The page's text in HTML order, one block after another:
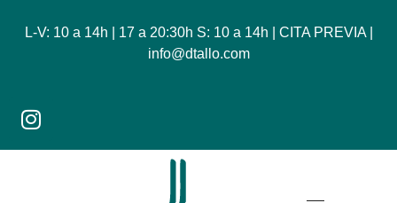
L-V: 10 a 14h | 17 a 20:30h S: 10 a 14h | CITA PREVIA |
info@dtallo.com